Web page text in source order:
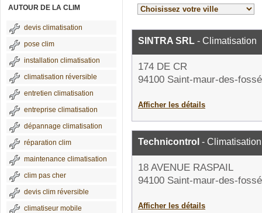
AUTOUR DE LA CLIM
devis climatisation
pose clim
installation climatisation
climatisation réversible
entretien climatisation
entreprise climatisation
dépannage climatisation
réparation clim
maintenance climatisation
clim pas cher
devis clim réversible
climatiseur mobile
SINTRA SRL - Climatisation
174 DE CR
94100 Saint-maur-des-
Afficher les détails
Technicontrol - Climatisation
18 AVENUE RASPAIL
94100 Saint-maur-des-
Afficher les détails